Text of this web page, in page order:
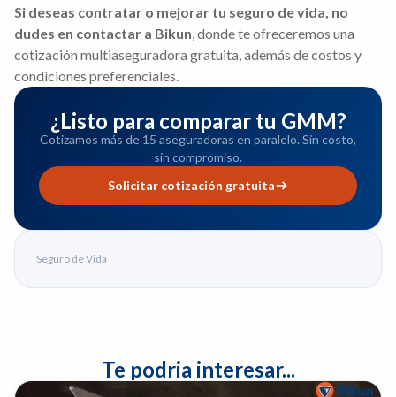
Si deseas contratar o mejorar tu seguro de vida, no
dudes en contactar a Bikun, donde te ofreceremos una
cotización multiaseguradora gratuita, además de costos y
condiciones preferenciales.
¿Listo para comparar tu GMM?
Cotizamos más de 15 aseguradoras en paralelo. Sin costo,
sin compromiso.
Solicitar cotización gratuita
Seguro de Vida
Te podria interesar...